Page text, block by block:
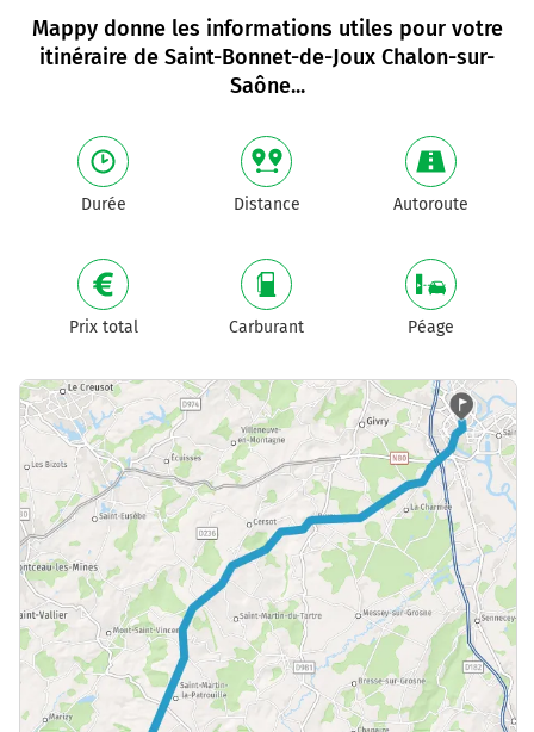
Mappy donne les informations utiles pour votre
itinéraire de Saint-Bonnet-de-Joux Chalon-sur-
Saône...
Durée Distance Autoroute
Prix total Carburant Péage